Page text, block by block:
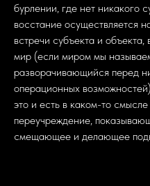
бурлении, где нет никакого
восстание осуществляется
встречи субъекта и
мир (если миром мы
разворачивающийся перед
операционных
это и есть в каком-то
переучреждение,
смещающее и делающее